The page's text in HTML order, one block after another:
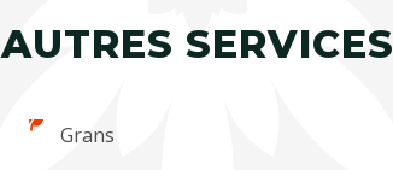
AUTRES SERVICES
Grans